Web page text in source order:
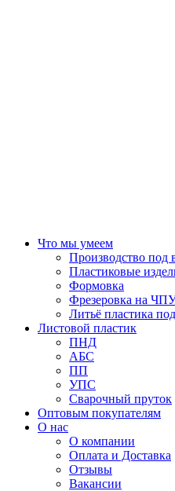
Что мы умеем
Производство под
Пластиковые
Формовка
Фрезеровка на
Литьё пластика
Листовой пластик
ПНД
АБС
ПП
УПС
Сварочный пруток
Оптовым покупателям
О нас
О компании
Оплата и Доставка
Отзывы
Вакансии